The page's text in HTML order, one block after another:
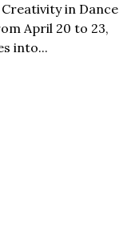
in Dance
April 20 to 23,
into...